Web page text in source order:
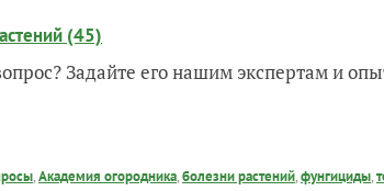
(45)
Задайте его нашим экспертам и
,Академия огородника,болезни растений,фунгициды,